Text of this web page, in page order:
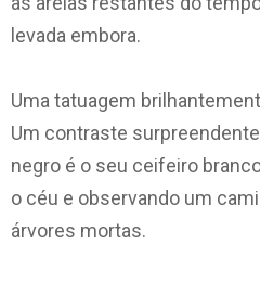
levada embora.
Uma tatuagem
Um contraste
negro é o seu ceifeiro
o céu e observando um
árvores mortas.